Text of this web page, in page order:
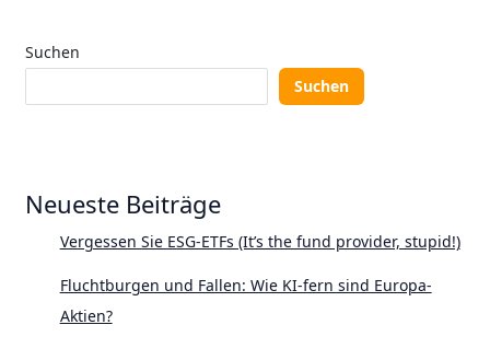
Suchen
Suchen
Neueste Beiträge
Vergessen Sie ESG-ETFs (It’s the fund provider, stupid!)
Fluchtburgen und Fallen: Wie KI-fern sind Europa-
Aktien?